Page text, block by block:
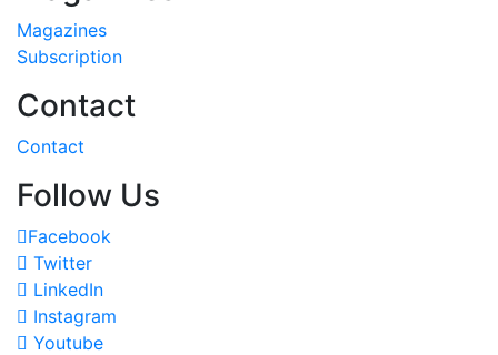
Magazines
Subscription
Contact
Contact
Follow Us
Facebook
Twitter
LinkedIn
Instagram
Youtube